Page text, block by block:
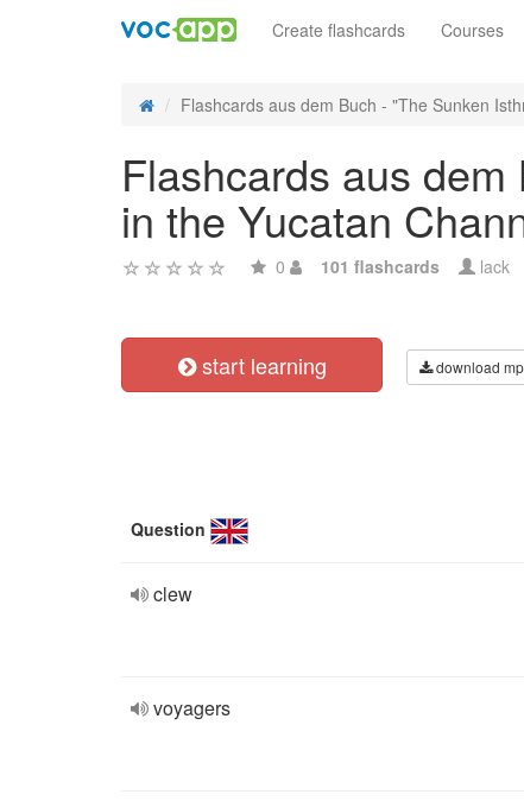
Create flashcards Courses
Flashcards aus dem Buch - "The Sunken
Flashcards aus
in the Yucatan
0 101 flashcards lack
start learning download
Question
clew
voyagers